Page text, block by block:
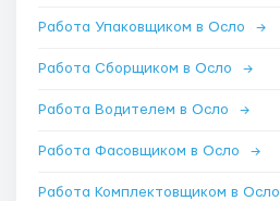
Работа Упаковщиком в Осло →
Работа Сборщиком в Осло →
Работа Водителем в Осло →
Работа Фасовщиком в Осло →
Работа Комплектовщиком в Осло